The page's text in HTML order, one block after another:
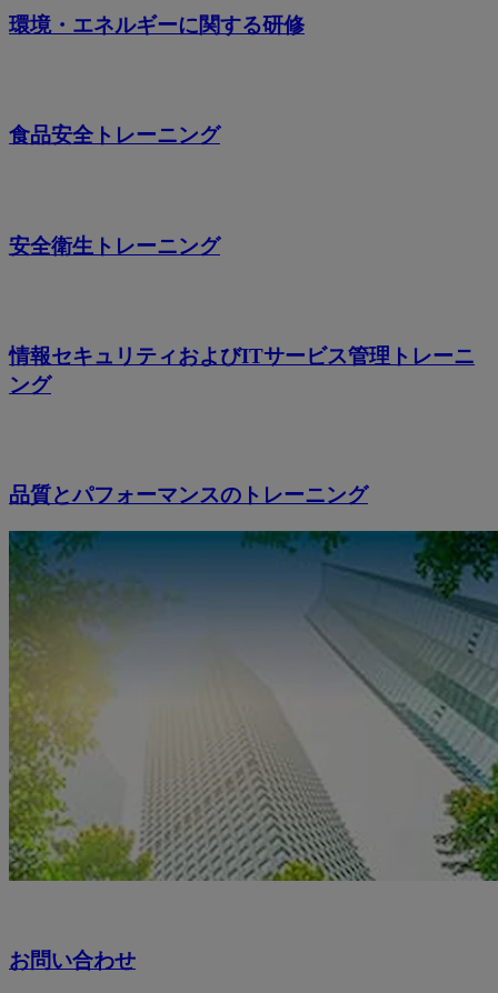
環境・エネルギーに関する研修
食品安全トレーニング
安全衛生トレーニング
情報セキュリティおよびITサービス管理トレーニ
ング
品質とパフォーマンスのトレーニング
お問い合わせ